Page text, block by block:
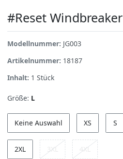
#Reset Windbreaker
Modellnummer: JG003
Artikelnummer: 18187
Inhalt: 1 Stück
Größe: L
Keine Auswahl XS S
2XL 3XL 4XL